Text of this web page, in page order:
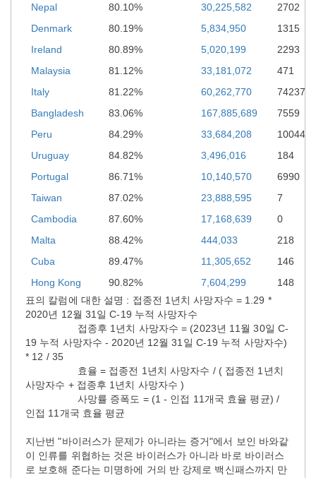
Nepal
80.10% 30,225,582
2702
Denmark
80.19% 5,834,950
1315
Ireland
80.89% 5,020,199
2293
Malaysia
81.12% 33,181,072
471
Italy
81.22% 60,262,770
74237
Bangladesh
83.06% 167,885,689
7559
Peru
84.29% 33,684,208
100449
Uruguay
84.82% 3,496,016
184
Portugal
86.71% 10,140,570
6990
Taiwan
87.02% 23,888,595
7
Cambodia
87.60% 17,168,639
0
Malta
88.42% 444,033
218
Cuba
89.47% 11,305,652
146
Hong Kong
90.82% 7,604,299
148
표의 칼럼에 대한 설명 : 접종전 1년치 사망자수 = 1.29 *
2020년 12월 31일 C-19 누적 사망자수
접종후 1년치 사망자수 = (2023년 11월 30일 C-
19 누적 사망자수 - 2020년 12월 31일 C-19 누적 사망자수)
* 12 / 35
효율 = 접종전 1년치 사망자수 / ( 접종전 1년치
사망자수 + 접종후 1년치 사망자수 )
사망률 증폭도 = (1 - 인접 11개국 효율 평균) /
인접 11개국 효율 평균
지난번 "바이러스가 문제가 아니라는 증거"에서 보인 바와같
이 인류를 위협하는 것은 바이러스가 아니라 바로 바이러스
로 보호해 준다는 미명하에 거의 반 강제로 백신패스까지 만